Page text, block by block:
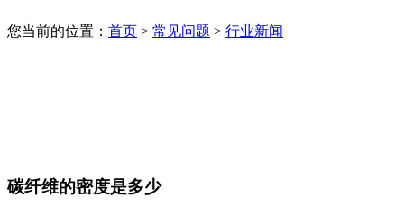
您当前的位置： 首页 > 常见问题 > 行业新闻
碳纤维的密度是多少